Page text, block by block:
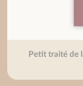
Petit traité de